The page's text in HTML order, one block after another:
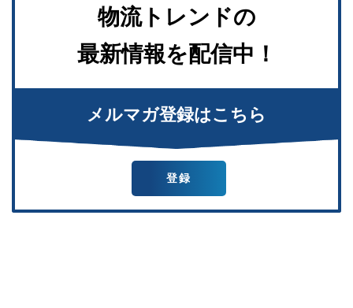
物流トレンドの
最新情報を配信中！
メルマガ登録はこちら
登録